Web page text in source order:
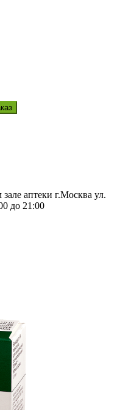
аптеки г.Москва ул.
до 21:00